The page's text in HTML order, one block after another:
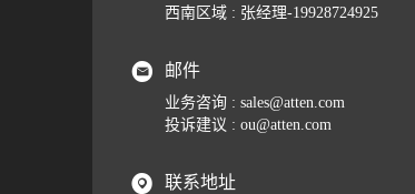
西南区域 : 张经理-19928724925
邮件
业务咨询 : sales@atten.com
投诉建议 : ou@atten.com
联系地址